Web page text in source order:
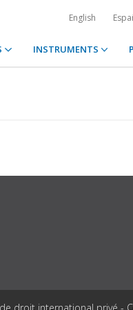
English
INSTRUMENTS